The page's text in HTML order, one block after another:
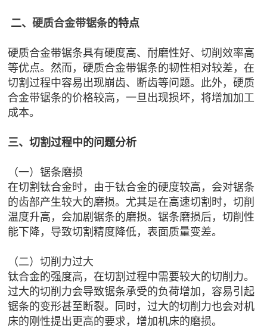
二、硬质合金带锯条的特点
硬质合金带锯条具有硬度高、耐磨性好、切削效率高
等优点。然而，硬质合金带锯条的韧性相对较差，在
切割过程中容易出现崩齿、断齿等问题。此外，硬质
合金带锯条的价格较高，一旦出现损坏，将增加加工
成本。
三、切割过程中的问题分析
（一）锯条磨损
在切割钛合金时，由于钛合金的硬度较高，会对锯条
的齿部产生较大的磨损。尤其是在高速切割时，切削
温度升高，会加剧锯条的磨损。锯条磨损后，切削性
能下降，导致切割精度降低，表面质量变差。
（二）切削力过大
钛合金的强度高，在切割过程中需要较大的切削力。
过大的切削力会导致锯条承受的负荷增加，容易引起
锯条的变形甚至断裂。同时，过大的切削力也会对机
床的刚性提出更高的要求，增加机床的磨损。